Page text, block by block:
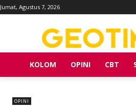
Jumat, Agustus 7, 2026
KOLOM OPINI CBT
OPINI